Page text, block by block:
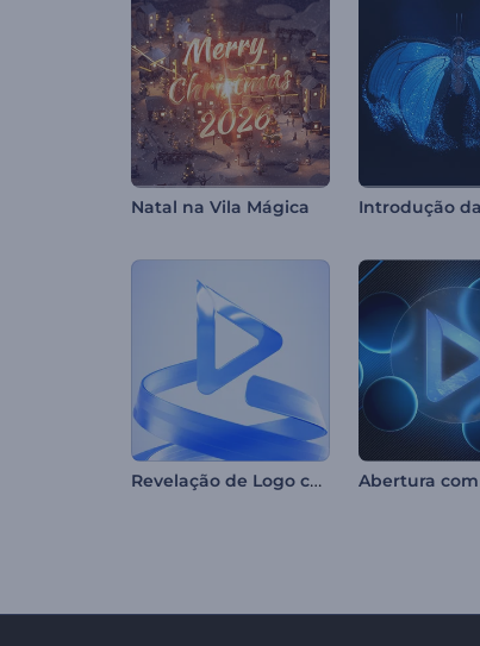
Natal na Vila Mágica
Revelação de Logo com Fitas Onduladas